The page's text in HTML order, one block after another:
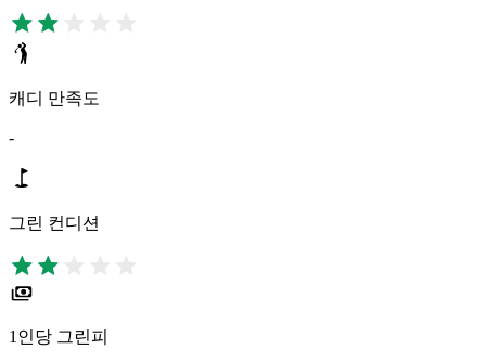
캐디 만족도
-
그린 컨디션
1인당 그린피